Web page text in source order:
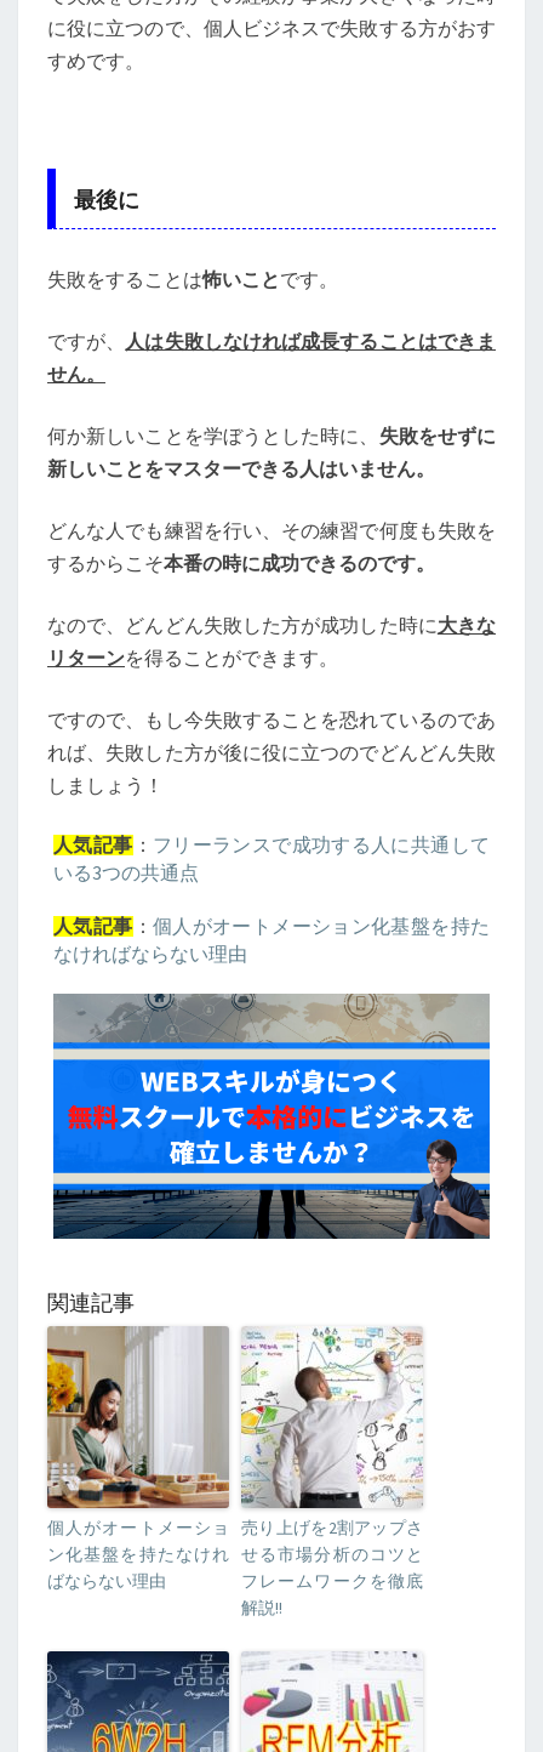
に役に立つので、個人ビジネスで失敗する方がおす
すめです。
最後に
失敗をすることは怖いことです。
ですが、
人は失敗しなければ成長することはできま
せん。
何か新しいことを学ぼうとした時に、 失敗をせずに
新しいことをマスターできる人はいません。
どんな人でも練習を行い、その練習で何度も失敗を
するからこそ本番の時に成功できるのです。
なので、どんどん失敗した方が成功した時に大きな
リターンを得ることができます。
ですので、もし今失敗することを恐れているのであ
れば、失敗した方が後に役に立つのでどんどん失敗
しましょう！
人気記事 ： フリーランスで成功する人に共通して
いる3つの共通点
人気記事 ： 個人がオートメーション化基盤を持た
なければならない理由
関連記事
個人がオートメーショ
ン化基盤を持たなけれ
ばならない理由
売り上げを2割アップさ
せる市場分析のコツと
フレームワークを徹底
解説!!